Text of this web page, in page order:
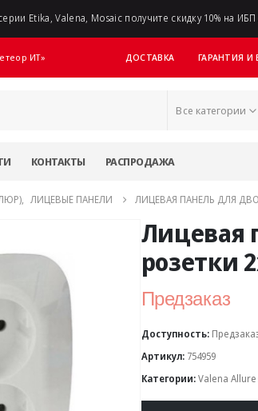
Etika, Valena, Mosaic получите скидку 10% на ИБП
ИТ» ДОСТАВКА ГАРАНТИЯ И
Все категории
КОНТАКТЫ РАСПРОДАЖА
, ЛИЦЕВЫЕ ПАНЕЛИ ЛИЦЕВАЯ ПАНЕЛЬ ДЛЯ
Лицевая
розетки
Предзаказ
Доступность:
Артикул: 754959
Категории:Valena